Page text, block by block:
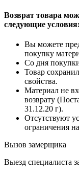
Возврат товара
следующие условия:
Вы можете
покупку
Со дня
Товар
свойства.
Материал не
возврату
31.12.20 г).
Отсутствуют
ограничения
Вызов замерщика
Выезд специалиста